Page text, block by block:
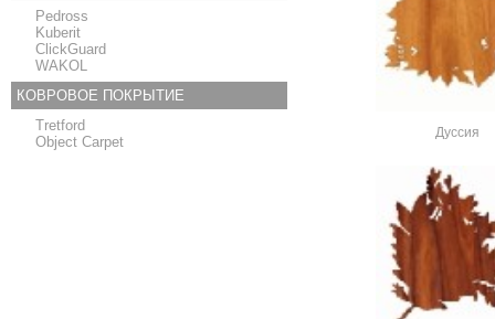
Pedross
Kuberit
ClickGuard
WAKOL
КОВРОВОЕ ПОКРЫТИЕ
Tretford
Object Carpet
Дуссия